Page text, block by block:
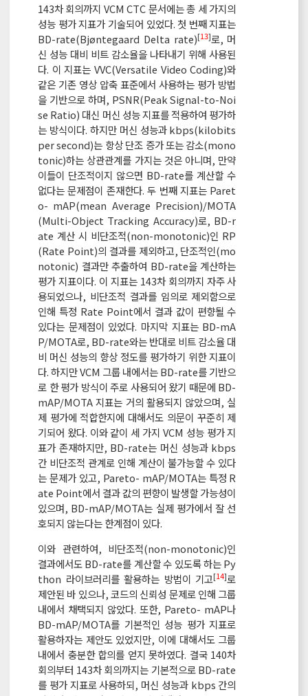
143차 회의까지 VCM CTC 문서에는 총 세 가지의
성능 평가 지표가 기술되어 있었다. 첫 번째 지표는
BD-rate(Bjøntegaard Delta rate)[13]로, 머
신 성능 대비 비트 감소율을 나타내기 위해 사용된
다. 이 지표는 VVC(Versatile Video Coding)와
같은 기존 영상 압축 표준에서 사용하는 평가 방법
을 기반으로 하며, PSNR(Peak Signal-to-Noi
se Ratio) 대신 머신 성능 지표를 적용하여 평가하
는 방식이다. 하지만 머신 성능과 kbps(kilobits
per second)는 항상 단조 증가 또는 감소(mono
tonic)하는 상관관계를 가지는 것은 아니며, 만약
이들이 단조적이지 않으면 BD-rate를 계산할 수
없다는 문제점이 존재한다. 두 번째 지표는 Paret
o- mAP(mean Average Precision)/MOTA
(Multi-Object Tracking Accuracy)로, BD-r
ate 계산 시 비단조적(non-monotonic)인 RP
(Rate Point)의 결과를 제외하고, 단조적인(mo
notonic) 결과만 추출하여 BD-rate을 계산하는
평가 지표이다. 이 지표는 143차 회의까지 자주 사
용되었으나, 비단조적 결과를 임의로 제외함으로
인해 특정 Rate Point에서 결과 값이 편향될 수
있다는 문제점이 있었다. 마지막 지표는 BD-mA
P/MOTA로, BD-rate와는 반대로 비트 감소율 대
비 머신 성능의 향상 정도를 평가하기 위한 지표이
다. 하지만 VCM 그룹 내에서는 BD-rate를 기반으
로 한 평가 방식이 주로 사용되어 왔기 때문에 BD-
mAP/MOTA 지표는 거의 활용되지 않았으며, 실
제 평가에 적합한지에 대해서도 의문이 꾸준히 제
기되어 왔다. 이와 같이 세 가지 VCM 성능 평가 지
표가 존재하지만, BD-rate는 머신 성능과 kbps
간 비단조적 관계로 인해 계산이 불가능할 수 있다
는 문제가 있고, Pareto- mAP/MOTA는 특정 R
ate Point에서 결과 값의 편향이 발생할 가능성이
있으며, BD-mAP/MOTA는 실제 평가에서 잘 선
호되지 않는다는 한계점이 있다.
이와 관련하여, 비단조적(non-monotonic)인
결과에서도 BD-rate를 계산할 수 있도록 하는 Py
thon 라이브러리를 활용하는 방법이 기고[14]로
제안된 바 있으나, 코드의 신뢰성 문제로 인해 그룹
내에서 채택되지 않았다. 또한, Pareto- mAP나
BD-mAP/MOTA를 기본적인 성능 평가 지표로
활용하자는 제안도 있었지만, 이에 대해서도 그룹
내에서 충분한 합의를 얻지 못하였다. 결국 140차
회의부터 143차 회의까지는 기본적으로 BD-rate
를 평가 지표로 사용하되, 머신 성능과 kbps 간의